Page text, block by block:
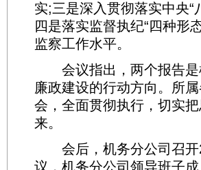
实;三是深入贯彻落实中央
四是落实监督执纪“四种形
监察工作水平。
会议指出，两个报告是
廉政建设的行动方向。所
会，全面贯彻执行，切实
来。
会后，机务分公司召开
议，机务分公司领导班子